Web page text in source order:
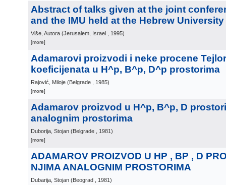
Abstract of talks given at the joint
and the IMU held at the Hebrew
Više, Autora (Jerusalem, Israel , 1995)
[more]
Adamarovi proizvodi i neke procene
koeficijenata u H^p, B^p, D^p prostorima
Rajović, Miloje (Belgrade , 1985)
[more]
Adamarov proizvod u H^p, B^p, D
analognim prostorima
Duborija, Stojan (Belgrade , 1981)
[more]
ADAMAROV PROIZVOD U HP , BP , D
NJIMA ANALOGNIM PROSTORIMA
Dubarija, Stojan (Beograd , 1981)